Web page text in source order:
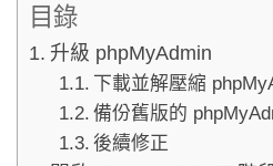
目錄
升級 phpMyAdmin
下載並解壓縮
備份舊版的
後續修正